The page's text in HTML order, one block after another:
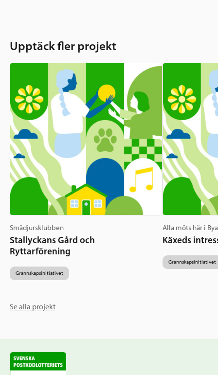
Upptäck fler projekt
Smådjursklubben
Stallyckans Gård och
Ryttarförening
Grannskapsinitiativet
Alla möts här i
Käxeds
Grannskapsinitiativet
Se alla projekt